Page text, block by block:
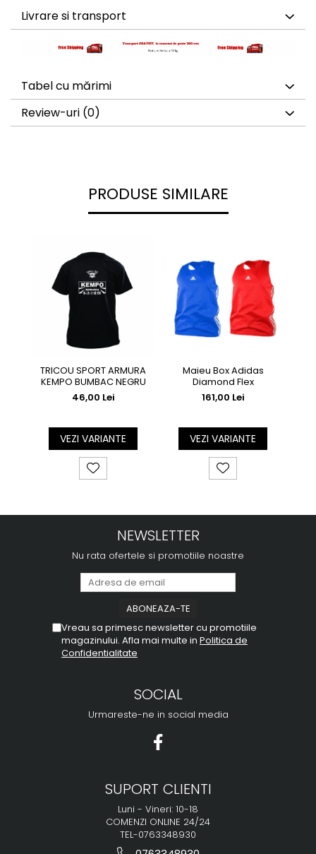
Livrare si transport
Tabel cu mărimi
Review-uri (0)
PRODUSE SIMILARE
TRICOU SPORT ARMURA
KEMPO BUMBAC NEGRU
46,00 Lei
VEZI VARIANTE
Maieu Box Adidas
Diamond Flex
161,00 Lei
VEZI VARIANTE
NEWSLETTER
Nu rata ofertele si promotiile noastre
Vreau sa primesc newsletter cu promotiile
magazinului. Afla mai multe in Politica de
Confidentialitate
SOCIAL
Urmareste-ne in social media
SUPORT CLIENTI
Luni - Vineri: 10-18
COMENZI ONLINE 24/24
TEL-0763348930